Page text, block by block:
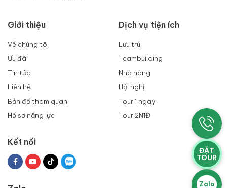
Giới thiệu
Về chúng tôi
Ưu đãi
Tin tức
Liên hệ
Bản đồ tham quan
Hồ sơ năng lực
Dịch vụ tiện ích
Lưu trú
Teambuilding
Nhà hàng
Hội nghị
Tour 1 ngày
Tour 2N1Đ
Kết nối
ĐẶT
TOUR
Zalo